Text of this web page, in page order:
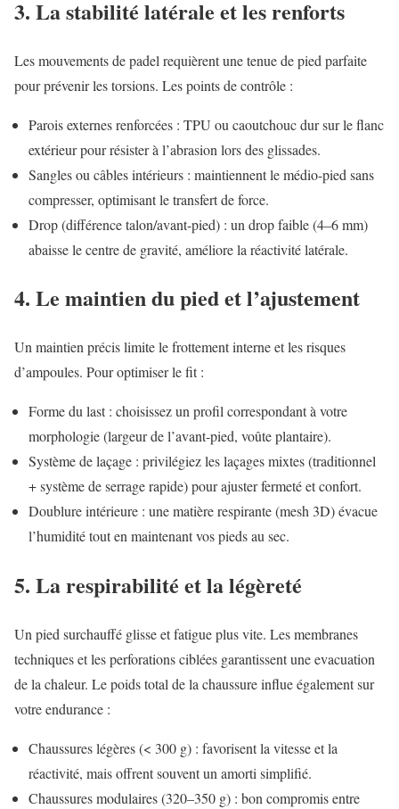
3. La stabilité latérale et les renforts
Les mouvements de padel requièrent une tenue de pied parfaite
pour prévenir les torsions. Les points de contrôle :
Parois externes renforcées : TPU ou caoutchouc dur sur le flanc
extérieur pour résister à l’abrasion lors des glissades.
Sangles ou câbles intérieurs : maintiennent le médio-pied sans
compresser, optimisant le transfert de force.
Drop (différence talon/avant-pied) : un drop faible (4–6 mm)
abaisse le centre de gravité, améliore la réactivité latérale.
4. Le maintien du pied et l’ajustement
Un maintien précis limite le frottement interne et les risques
d’ampoules. Pour optimiser le fit :
Forme du last : choisissez un profil correspondant à votre
morphologie (largeur de l’avant-pied, voûte plantaire).
Système de laçage : privilégiez les laçages mixtes (traditionnel
+ système de serrage rapide) pour ajuster fermeté et confort.
Doublure intérieure : une matière respirante (mesh 3D) évacue
l’humidité tout en maintenant vos pieds au sec.
5. La respirabilité et la légèreté
Un pied surchauffé glisse et fatigue plus vite. Les membranes
techniques et les perforations ciblées garantissent une evacuation
de la chaleur. Le poids total de la chaussure influe également sur
votre endurance :
Chaussures légères (< 300 g) : favorisent la vitesse et la
réactivité, mais offrent souvent un amorti simplifié.
Chaussures modulaires (320–350 g) : bon compromis entre